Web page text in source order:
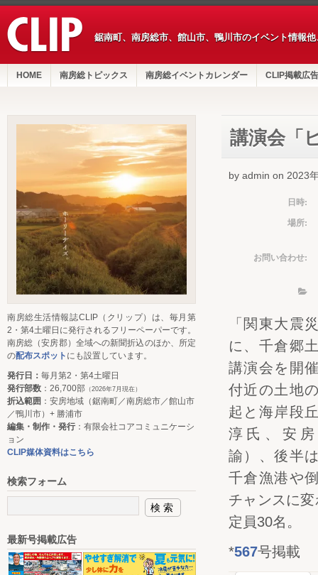
鋸南町、南房総市、館山市、鴨川市のイベント情報
HOME 南房総トピックス 南房総イベントカレンダー CLIP掲載広告
講演会「
by admin on 2023
日時:
場所:
お問い合わせ:
「関東大震
に、千倉郷
講演会を開
付近の土地
起と海岸段
淳氏、安
諭）、後半
千倉漁港や
チャンスに
定員30名。
*567号掲載
南房総生活情報誌CLIP（クリップ）は、毎月第
2・第4土曜日に発行されるフリーペーパーです。
南房総（安房郡）全域への新聞折込のほか、所定
の配布スポット にも設置しています。
発行日： 毎月第2・第4土曜日
発行部数 ：26,700部 （2026年7月現在）
折込範囲 ：安房地域（鋸南町／南房総市／館山市
／鴨川市）+ 勝浦市
編集・制作・発行：有限会社コアコミュニケーシ
ョン
CLIP媒体資料はこちら
検索フォーム
最新号掲載広告